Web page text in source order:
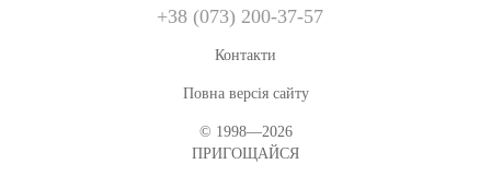
+38 (073) 200-37-57
Контакти
Повна версія сайту
© 1998—2026
ПРИГОЩАЙСЯ